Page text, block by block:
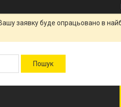
заявку буде опрацьовано в